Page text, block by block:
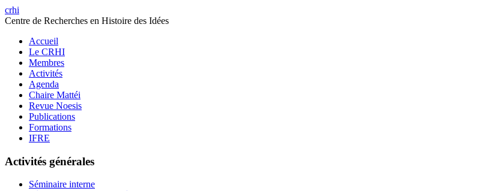
crhi
Centre de Recherches en Histoire des Idées
Accueil
Le CRHI
Membres
Activités
Agenda
Chaire Mattéi
Revue Noesis
Publications
Formations
IFRE
Activités générales
Séminaire interne